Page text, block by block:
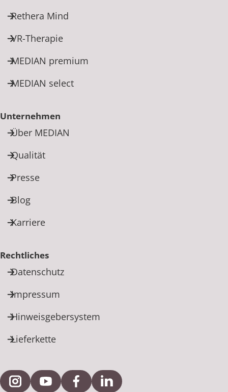
Rethera Mind
VR-Therapie
MEDIAN premium
MEDIAN select
Unternehmen
Über MEDIAN
Qualität
Presse
Blog
Karriere
Rechtliches
Datenschutz
Impressum
Hinweisgebersystem
Lieferkette